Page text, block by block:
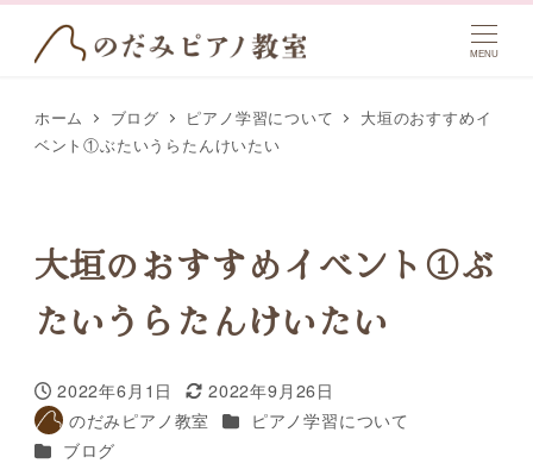
MENU
ホーム ブログ ピアノ学習について
大垣のおすすめイ
ベント①ぶたいうらたんけいたい
大垣のおすすめイベント①ぶ
たいうらたんけいたい
投稿日
2022年6月1日
更新日
2022年9月26日
著
者
のだみピアノ教室 カテゴリー
ピアノ学習について
カテゴリー
ブログ